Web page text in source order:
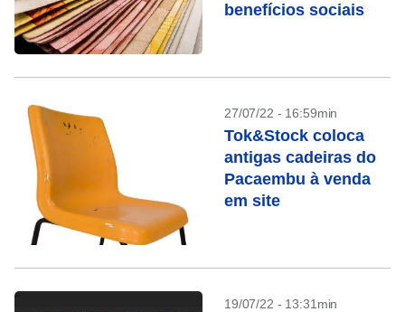
benefícios sociais
27/07/22 - 16:59min
Tok&Stock coloca
antigas cadeiras do
Pacaembu à venda
em site
19/07/22 - 13:31min